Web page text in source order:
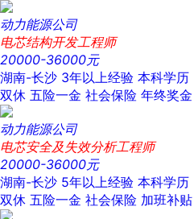
动力能源公司
电芯结构开发工程师
20000-36000元
湖南-长沙 3年以上经验 本科学历
双休 五险一金 社会保险 年终奖金
动力能源公司
电芯安全及失效分析工程师
20000-36000元
湖南-长沙 5年以上经验 本科学历
双休 五险一金 社会保险 加班补贴